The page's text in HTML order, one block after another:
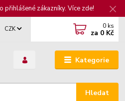
přihlášené zákazníky. Více zde!
Kategorie
CZK
Hledat
0 ks
za 0 Kč